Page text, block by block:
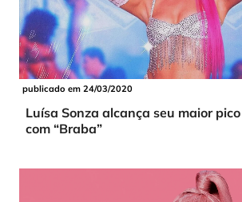
publicado em 24/03/2020
Luísa Sonza alcança seu maior
com “Braba”